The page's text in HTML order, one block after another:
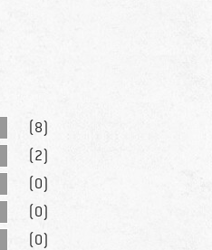
(8)
(2)
(0)
(0)
(0)